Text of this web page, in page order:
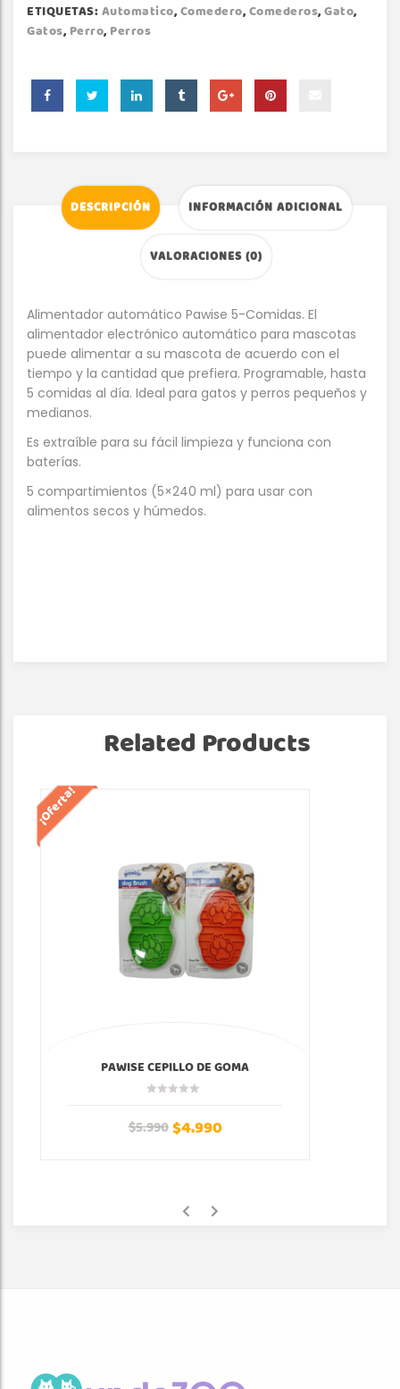
ETIQUETAS: Automatico,Comedero,Comederos,Gato,
Gatos, Perro, Perros
DESCRIPCIÓN INFORMACIÓN ADICIONAL
VALORACIONES (0)
Alimentador automático Pawise 5-Comidas. El
alimentador electrónico automático para mascotas
puede alimentar a su mascota de acuerdo con el
tiempo y la cantidad que prefiera. Programable, hasta
5 comidas al día. Ideal para gatos y perros pequeños y
medianos.
Es extraíble para su fácil limpieza y funciona con
baterías.
5 compartimientos (5×240 ml) para usar con
alimentos secos y húmedos.
Related Products
¡Oferta!
PAWISE CEPILLO DE GOMA
$5.990$4.990